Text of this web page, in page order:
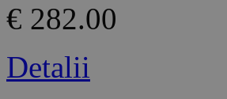
€ 282.00
Detalii